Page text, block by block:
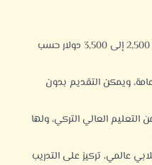
من 2,500 إلى 3,500 دولار حسب
ويمكن التقديم بدون
العالي التركي، ولها
عالمي، تركيز على التدريب